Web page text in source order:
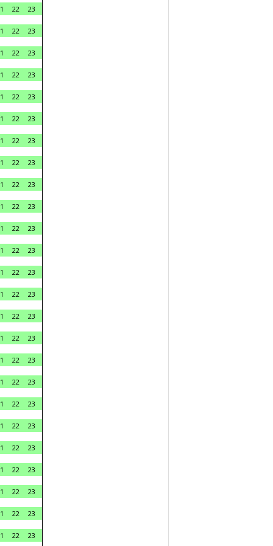
22 23
22 23
22 23
22 23
22 23
22 23
22 23
22 23
22 23
22 23
22 23
22 23
22 23
22 23
22 23
22 23
22 23
22 23
22 23
22 23
22 23
22 23
22 23
22 23
22 23